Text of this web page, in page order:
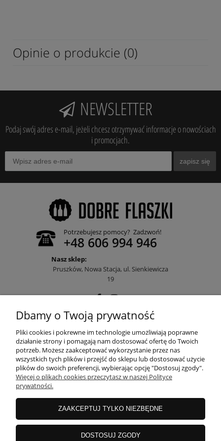
Opinie o produkcie (0)
NEWSLETTER
Podaj swój adres e-mail, jeżeli chcesz otrzymywać informacje o nowościach
i promocjach.
zapisz się
Potrzebujesz pomocy? Zadzwoń!
+48 606 994 946
Nasz sklep:
Pruszków, Nowa Stacja, ul. Sienkiewicza
19
POMOC
MOJE KONTO
PŁATNOŚCI I DOSTAWA
INFORMACJE
Dbamy o Twoją prywatność
Pliki cookies i pokrewne im technologie umożliwiają poprawne
działanie strony i pomagają nam dostosować ofertę do Twoich
potrzeb. Możesz zaakceptować wykorzystanie przez nas
wszystkich tych plików i przejść do sklepu lub dostosować użycie
plików do swoich preferencji, wybierając opcję "Dostosuj zgody".
Więcej o plikach cookies przeczytasz w naszej Polityce
prywatności.
ZAAKCEPTUJ TYLKO NIEZBĘDNE
DOSTOSUJ ZGODY